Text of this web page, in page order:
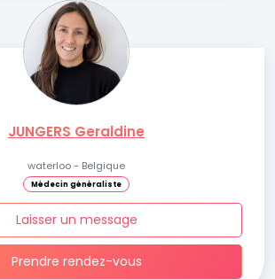
JUNGERS Geraldine
waterloo - Belgique
Médecin généraliste
Laisser un message
Prendre rendez-vous